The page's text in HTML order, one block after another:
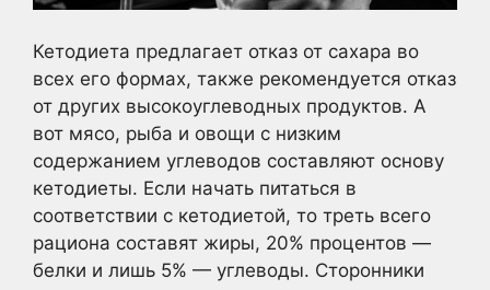
Кетодиета предлагает отказ от сахара во
всех его формах, также рекомендуется отказ
от других высокоуглеводных продуктов. А
вот мясо, рыба и овощи с низким
содержанием углеводов составляют основу
кетодиеты. Если начать питаться в
соответствии с кетодиетой, то треть всего
рациона составят жиры, 20% процентов —
белки и лишь 5% — углеводы. Сторонники